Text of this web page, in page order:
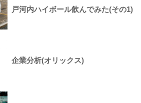
戸河内ハイボール飲んでみた(その1)
企業分析(オリックス)